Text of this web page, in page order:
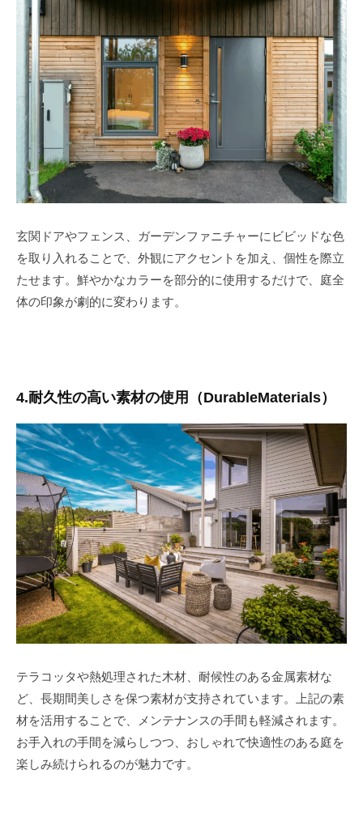
玄関ドアやフェンス、ガーデンファニチャーにビビッドな色
を取り入れることで、外観にアクセントを加え、個性を際立
たせます。鮮やかなカラーを部分的に使用するだけで、庭全
体の印象が劇的に変わります。
4.耐久性の高い素材の使用（DurableMaterials）
テラコッタや熱処理された木材、耐候性のある金属素材な
ど、長期間美しさを保つ素材が支持されています。上記の素
材を活用することで、メンテナンスの手間も軽減されます。
お手入れの手間を減らしつつ、おしゃれで快適性のある庭を
楽しみ続けられるのが魅力です。